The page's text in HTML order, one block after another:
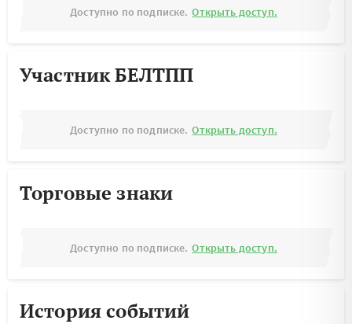
Доступно по подписке. Открыть доступ.
Участник БЕЛТПП
Доступно по подписке. Открыть доступ.
Торговые знаки
Доступно по подписке. Открыть доступ.
История событий